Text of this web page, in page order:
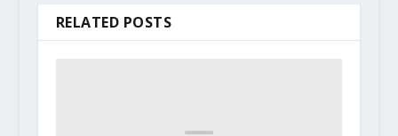
RELATED POSTS